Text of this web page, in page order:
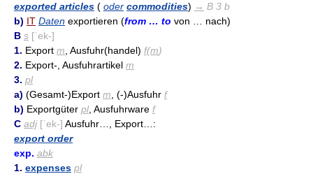
exported articles ( oder commodities) → B 3 b
b) IT Daten exportieren (from … to von … nach)
B s [ˈek-]
1. Export m , Ausfuhr(handel) f(m)
2. Export-, Ausfuhrartikel m
3. pl
a) (Gesamt-)Export m , (-)Ausfuhr f
b) Exportgüter pl, Ausfuhrware f
C adj[ˈek-] Ausfuhr…, Export…:
export order
exp. abk
1. expenses pl